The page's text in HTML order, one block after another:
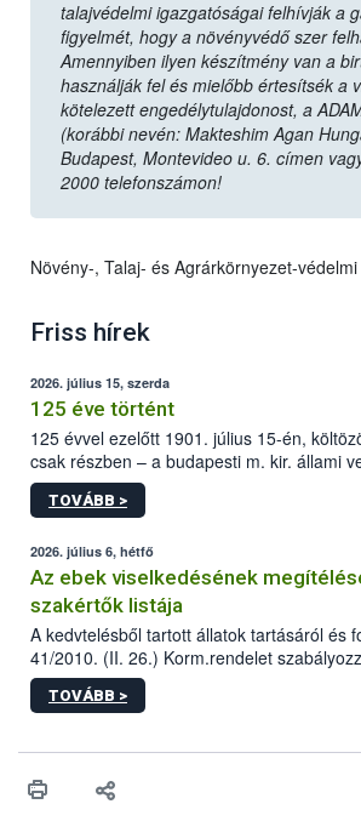
talajvédelmi igazgatóságai felhívják a
figyelmét, hogy a növényvédő szer
Amennyiben ilyen készítmény van a
használják fel és mielőbb értesítsék a
kötelezett engedélytulajdonost, a
(korábbi nevén: Makteshim Agan
Budapest, Montevideo u. 6. címen
2000 telefonszámon!
Növény-, Talaj- és Agrárkörnyezet-
Friss hírek
2026. július 15, szerda
125 éve történt
125 évvel ezelőtt 1901. július 15-én,
csak részben – a budapesti m. kir. állami
állomás a Kis Rókus utca 15. szám alatti,
tervezett új épületébe.
TOVÁBB >
2026. július 6, hétfő
Az ebek viselkedésének
szakértők listája
A kedvtelésből tartott állatok tartásáról és
41/2010. (II. 26.) Korm.rendelet
sérülés, illetve ennek veszélye
hatósági feladatokat, valamint a veszélyes
vonni az ebek viselkedésének
TOVÁBB >